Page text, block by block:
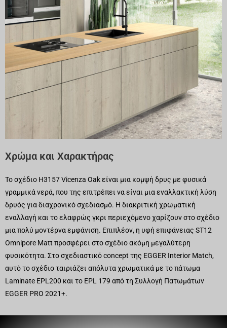
Χρώμα και Χαρακτήρας
Το σχέδιο H3157 Vicenza Oak είναι μια κομψή δρυς με φυσικά
γραμμικά νερά, που της επιτρέπει να είναι μια εναλλακτική λύση
δρυός για διαχρονικό σχεδιασμό. Η διακριτική χρωματική
εναλλαγή και το ελαφρώς γκρι περιεχόμενο χαρίζουν στο σχέδιο
μια πολύ μοντέρνα εμφάνιση. Επιπλέον, η υφή επιφάνειας ST12
Omnipore Matt προσφέρει στο σχέδιο ακόμη μεγαλύτερη
φυσικότητα. Στο σχεδιαστικό concept της EGGER Interior Match,
αυτό το σχέδιο ταιριάζει απόλυτα χρωματικά με το πάτωμα
Laminate EPL200 και το EPL 179 από τη Συλλογή Πατωμάτων
EGGER PRO 2021+.